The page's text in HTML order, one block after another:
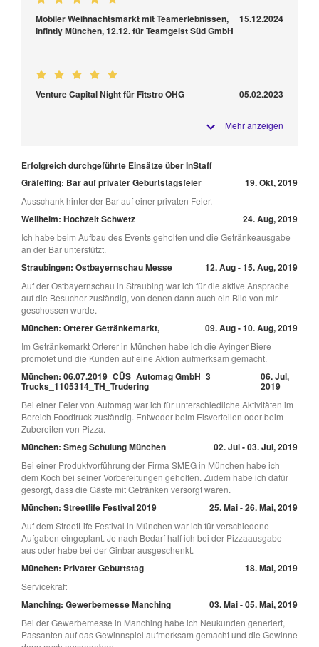
Mobiler Weihnachtsmarkt mit Teamerlebnissen,
Infintiy München, 12.12. für Teamgeist Süd GmbH
15.12.2024
Venture Capital Night für Fitstro OHG 05.02.2023
Mehr anzeigen
Erfolgreich durchgeführte Einsätze über InStaff
Gräfelfing: Bar auf privater Geburtstagsfeier
19. Okt, 2019
Ausschank hinter der Bar auf einer privaten Feier.
Weilheim: Hochzeit Schwetz 24. Aug, 2019
Ich habe beim Aufbau des Events geholfen und die Getränkeausgabe
an der Bar unterstützt.
Straubingen: Ostbayernschau Messe 12. Aug - 15. Aug, 2019
Auf der Ostbayernschau in Straubing war ich für die aktive Ansprache
auf die Besucher zuständig, von denen dann auch ein Bild von mir
geschossen wurde.
München: Orterer Getränkemarkt, 09. Aug - 10. Aug, 2019
Im Getränkemarkt Orterer in München habe ich die Ayinger Biere
promotet und die Kunden auf eine Aktion aufmerksam gemacht.
München: 06.07.2019_CÜS_Automag GmbH_3
Trucks_1105314_TH_Trudering
06. Jul,
2019
Bei einer Feier von Automag war ich für unterschiedliche Aktivitäten im
Bereich Foodtruck zuständig. Entweder beim Eisverteilen oder beim
Zubereiten von Pizza.
München: Smeg Schulung München 02. Jul - 03. Jul, 2019
Bei einer Produktvorführung der Firma SMEG in München habe ich
dem Koch bei seiner Vorbereitungen geholfen. Zudem habe ich dafür
gesorgt, dass die Gäste mit Getränken versorgt waren.
München: Streetlife Festival 2019 25. Mai - 26. Mai, 2019
Auf dem StreetLife Festival in München war ich für verschiedene
Aufgaben eingeplant. Je nach Bedarf half ich bei der Pizzaausgabe
aus oder habe bei der Ginbar ausgeschenkt.
München: Privater Geburtstag 18. Mai, 2019
Servicekraft
Manching: Gewerbemesse Manching 03. Mai - 05. Mai, 2019
Bei der Gewerbemesse in Manching habe ich Neukunden generiert,
Passanten auf das Gewinnspiel aufmerksam gemacht und die Gewinne